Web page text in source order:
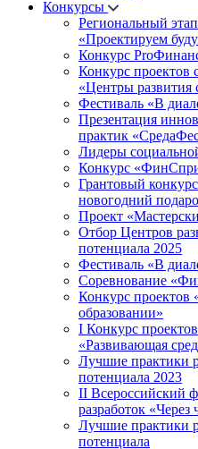
Конкурсы
Региональный
«Проектируем
Конкурс
Конкурс проектов
«Центры развития
Фестиваль «В
Презентация
практик
Лидеры
Конкурс
Грантовый
новогодний
Проект
Отбор Центров
потенциала 2025
Фестиваль «В
Соревнование
Конкурс проектов
образовании»
I Конкурс
«Развивающая
Лучшие практики
потенциала 2023
II Всероссийский
разработок
Лучшие практики
потенциала